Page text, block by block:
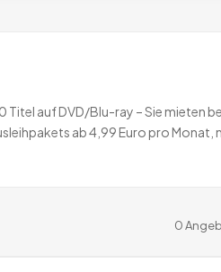
auf DVD/Blu-ray – Sie mieten
ab 4,99 Euro pro
15 Euro Einkaufsgutschein für
0